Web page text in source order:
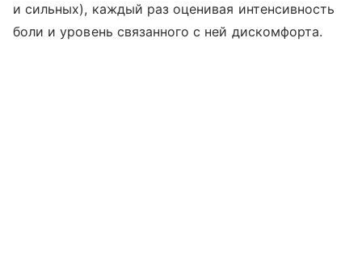
и сильных), каждый раз оценивая интенсивность
боли и уровень связанного с ней дискомфорта.